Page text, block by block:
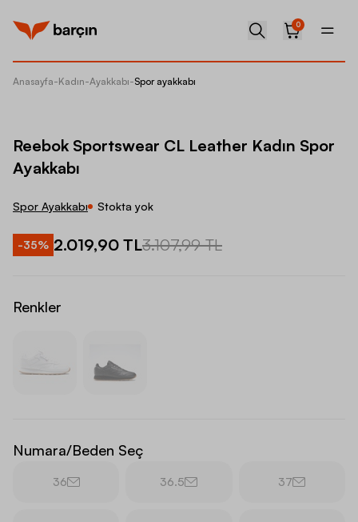
0
Anasayfa-Kadın-Ayakkabı-Spor ayakkabı
Reebok Sportswear CL Leather Kadın Spor
Ayakkabı
Spor Ayakkabı Stokta yok
-35% 2.019,90 TL3.107,99 TL
Renkler
Numara/Beden Seç
36 36.5 37